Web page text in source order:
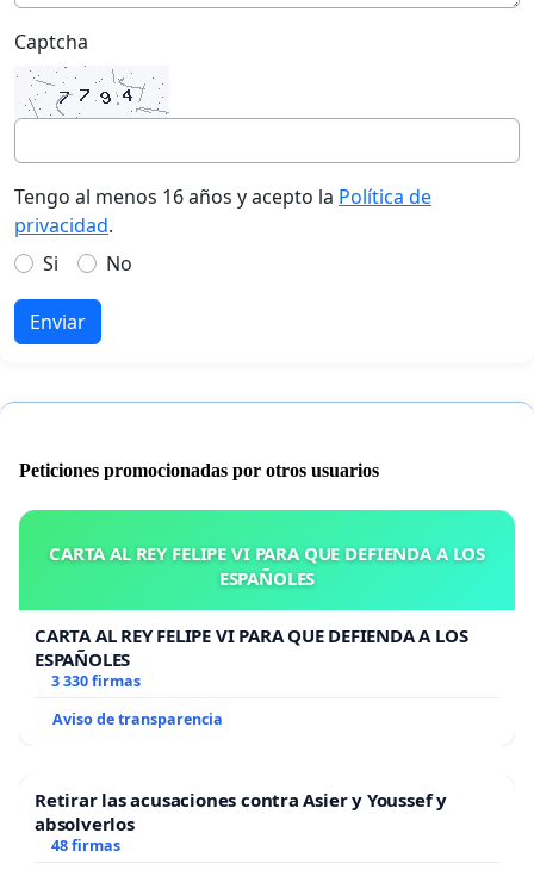
Captcha
Tengo al menos 16 años y acepto la Política de
privacidad.
Si
No
Enviar
Peticiones promocionadas por otros usuarios
CARTA AL REY FELIPE VI PARA QUE DEFIENDA A LOS
ESPAÑOLES
CARTA AL REY FELIPE VI PARA QUE DEFIENDA A LOS
ESPAÑOLES
3 330 firmas
Aviso de transparencia
Retirar las acusaciones contra Asier y Youssef y
absolverlos
48 firmas